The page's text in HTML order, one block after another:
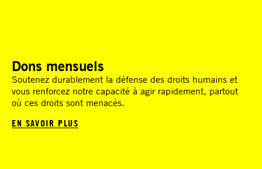
Dons mensuels
Soutenez durablement la défense des droits humains et
vous renforcez notre capacité à agir rapidement, partout
où ces droits sont menacés.
EN SAVOIR PLUS